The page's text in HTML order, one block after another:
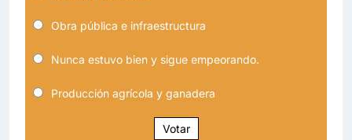
Obra pública e infraestructura
Nunca estuvo bien y sigue empeorando.
Producción agrícola y ganadera
Votar